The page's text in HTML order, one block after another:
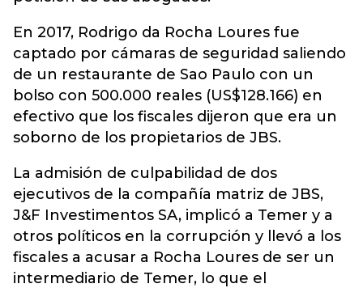
En 2017, Rodrigo da Rocha Loures fue
captado por cámaras de seguridad saliendo
de un restaurante de Sao Paulo con un
bolso con 500.000 reales (US$128.166) en
efectivo que los fiscales dijeron que era un
soborno de los propietarios de JBS.
La admisión de culpabilidad de dos
ejecutivos de la compañía matriz de JBS,
J&F Investimentos SA, implicó a Temer y a
otros políticos en la corrupción y llevó a los
fiscales a acusar a Rocha Loures de ser un
intermediario de Temer, lo que el